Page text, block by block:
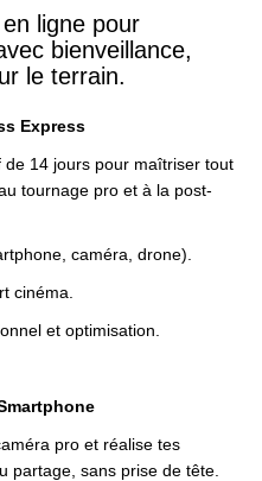
ligne pour
bienveillance,
le terrain.
Express
14 jours pour maîtriser tout
tournage pro et à la post-
caméra, drone).
cinéma.
et optimisation.
pro et réalise tes
partage, sans prise de tête.